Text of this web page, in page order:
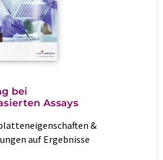
bei
Assays
&
auf Ergebnisse